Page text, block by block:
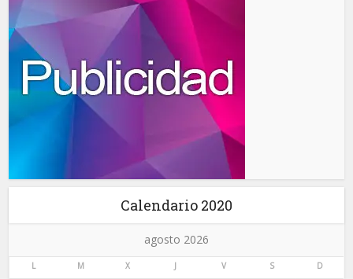
Calendario 2020
agosto 2026
L M X J V S D